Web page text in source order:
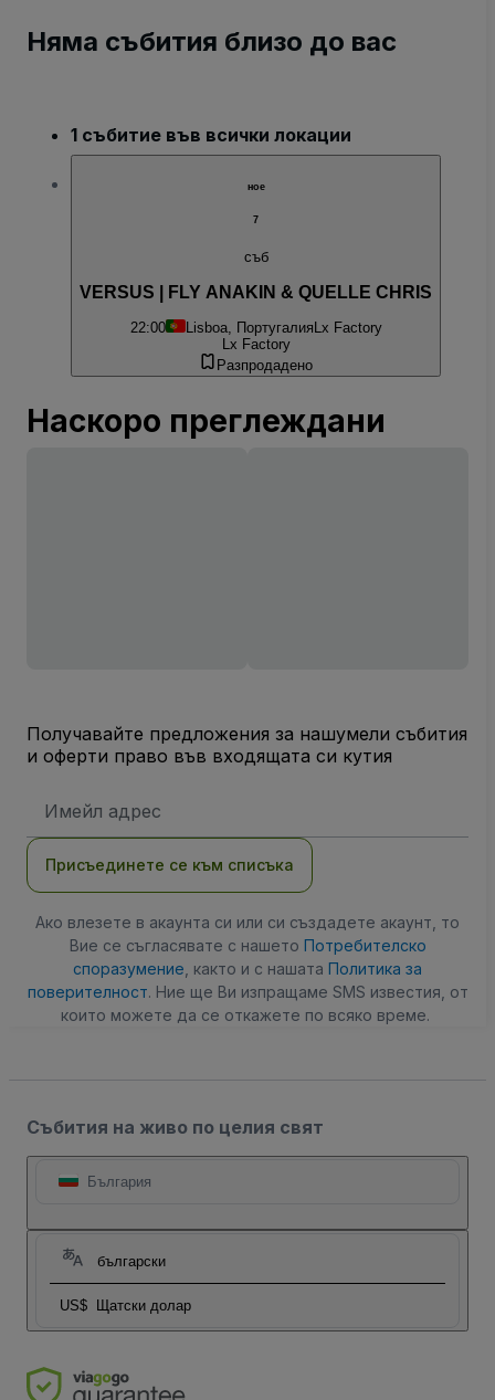
Няма събития близо до вас
1 събитие във всички локации
ное
7
съб
VERSUS | FLY ANAKIN & QUELLE CHRIS
22:00 Lisboa, Португалия Lx Factory
Lx Factory
Разпродадено
Наскоро преглеждани
Получавайте предложения за нашумели събития
и оферти право във входящата си кутия
адрес
Присъединете се към списъка
Ако влезете в акаунта си или си създадете акаунт, то
Вие се съгласявате с нашето Потребителско
споразумение, както и с нашата Политика за
поверителност. Ние ще Ви изпращаме SMS известия, от
които можете да се откажете по всяко време.
Събития на живо по целия свят
България
български
US$ Щатски долар